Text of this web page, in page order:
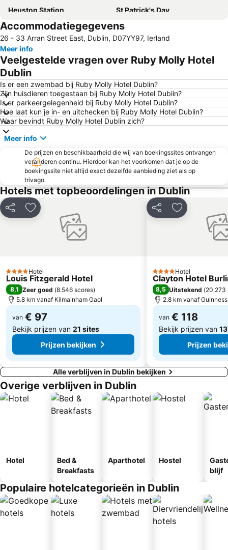
Heuston Station
St Patrick's Day
Guinness Store House
Blanchardstown
Dublin Castle
Trinity College Library
The Convention Centre Dublin
Dublin Zoo
RDS Dublin
Dublin Connolly Station
Ranelagh
Vicar St
St. James's Hospital
Phibsborough
Docklands
Malahide Castle
St Stephens Green
Merrion Square
Saint Patrick's Cathedral
CitySightseeing Dublin
Drumcondra
Whitehall
Nancy Hands
Marlay Park
Leopardstown Racecourse
Tayto Park
Terenure
Port of Dublin
The Curragh Racecourse
Dalkey Book Festival
Bloom In The Park
The Iveagh Gardens
Kilmainham Gaol
Accommodatiegegevens
26 - 33 Arran Street East, Dublin, D07YY97, Ierland
Meer info
Veelgestelde vragen over Ruby Molly Hotel
Dublin
Is er een zwembad bij Ruby Molly Hotel Dublin?
Zijn huisdieren toegestaan bij Ruby Molly Hotel Dublin?
Is er parkeergelegenheid bij Ruby Molly Hotel Dublin?
Hoe laat kun je in- en uitchecken bij Ruby Molly Hotel Dublin?
Waar bevindt Ruby Molly Hotel Dublin zich?
Meer info
De prijzen en beschikbaarheid die wij van boekingssites ontvangen
veranderen continu. Hierdoor kan het voorkomen dat je op de
boekingssite niet altijd exact dezelfde aanbieding ziet als op
trivago.
Hotels met topbeoordelingen in Dublin
Delen Toevoegen aan favorieten
4 SterrenHotel
Louis Fitzgerald Hotel
8,1 Zeer goed (8.546 scores)
5.8 km vanaf Kilmainham Gaol
van € 97
Bekijk prijzen van 21 sites
Prijzen bekijken
Delen Toevoegen
4 SterrenHotel
Clayton Hotel
8,5 Uitstekend (20.273
2.8 km vanaf
van € 118
Bekijk prijzen van
Prijzen
Alle verblijven in Dublin bekijken
Overige verblijven in Dublin
Hotel
Bed &
Breakfasts
Aparthotel Hostel
blijf
Populaire hotelcategorieën in Dublin